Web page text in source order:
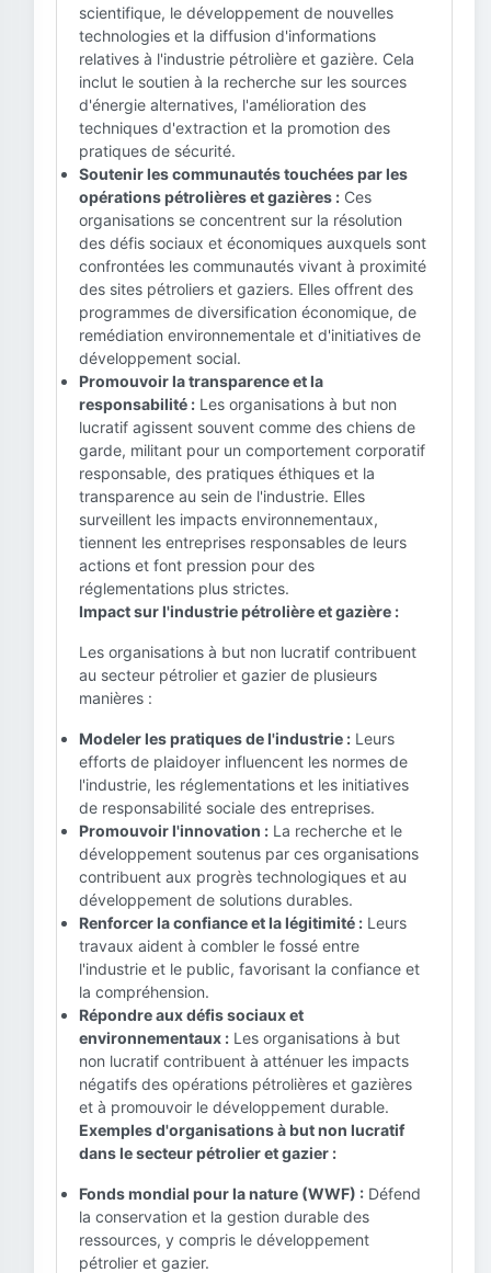
scientifique, le développement de nouvelles
technologies et la diffusion d'informations
relatives à l'industrie pétrolière et gazière. Cela
inclut le soutien à la recherche sur les sources
d'énergie alternatives, l'amélioration des
techniques d'extraction et la promotion des
pratiques de sécurité.
Soutenir les communautés touchées par les
opérations pétrolières et gazières : Ces
organisations se concentrent sur la résolution
des défis sociaux et économiques auxquels sont
confrontées les communautés vivant à proximité
des sites pétroliers et gaziers. Elles offrent des
programmes de diversification économique, de
remédiation environnementale et d'initiatives de
développement social.
Promouvoir la transparence et la
responsabilité : Les organisations à but non
lucratif agissent souvent comme des chiens de
garde, militant pour un comportement corporatif
responsable, des pratiques éthiques et la
transparence au sein de l'industrie. Elles
surveillent les impacts environnementaux,
tiennent les entreprises responsables de leurs
actions et font pression pour des
réglementations plus strictes.
Impact sur l'industrie pétrolière et gazière :
Les organisations à but non lucratif contribuent
au secteur pétrolier et gazier de plusieurs
manières :
Modeler les pratiques de l'industrie : Leurs
efforts de plaidoyer influencent les normes de
l'industrie, les réglementations et les initiatives
de responsabilité sociale des entreprises.
Promouvoir l'innovation : La recherche et le
développement soutenus par ces organisations
contribuent aux progrès technologiques et au
développement de solutions durables.
Renforcer la confiance et la légitimité : Leurs
travaux aident à combler le fossé entre
l'industrie et le public, favorisant la confiance et
la compréhension.
Répondre aux défis sociaux et
environnementaux : Les organisations à but
non lucratif contribuent à atténuer les impacts
négatifs des opérations pétrolières et gazières
et à promouvoir le développement durable.
Exemples d'organisations à but non lucratif
dans le secteur pétrolier et gazier :
Fonds mondial pour la nature (WWF) : Défend
la conservation et la gestion durable des
ressources, y compris le développement
pétrolier et gazier.